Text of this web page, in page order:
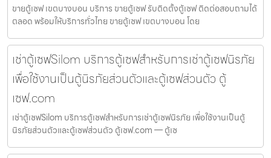
ขายตู้เซฟ เขตบางบอน บริการ ขายตู้เซฟ รับติดตั้งตู้เซฟ ติดต่อสอบถามได้
ตลอด พร้อมให้บริการทั่วไทย ขายตู้เซฟ เขตบางบอน โดย
เช่าตู้เซฟSilom บริการตู้เซฟสำหรับการเช่าตู้เซฟนิรภัย
เพื่อใช้งานเป็นตู้นิรภัยส่วนตัวและตู้เซฟส่วนตัว ตู้
เซฟ.com
เช่าตู้เซฟSilom บริการตู้เซฟสำหรับการเช่าตู้เซฟนิรภัย เพื่อใช้งานเป็นตู้
นิรภัยส่วนตัวและตู้เซฟส่วนตัว ตู้เซฟ.com — ตู้เซ